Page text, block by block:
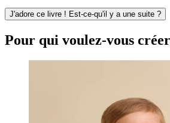
J'adore ce livre ! Est-ce-qu'il y a une suite ?
Pour qui voulez-vous